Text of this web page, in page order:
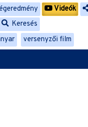
Videók
Keresés
versenyzői film